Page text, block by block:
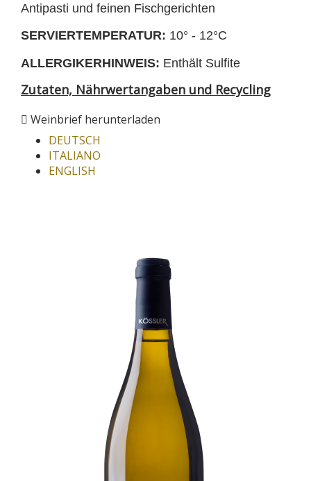
Antipasti und feinen Fischgerichten
SERVIERTEMPERATUR: 10° - 12°C
ALLERGIKERHINWEIS: Enthält Sulfite
Zutaten, Nährwertangaben und Recycling
Weinbrief herunterladen
DEUTSCH
ITALIANO
ENGLISH